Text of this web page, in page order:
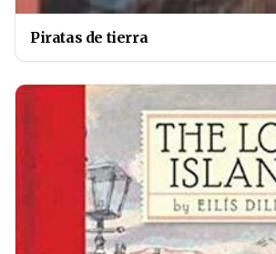
Piratas de tierra